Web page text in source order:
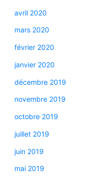
avril 2020
mars 2020
février 2020
janvier 2020
décembre 2019
novembre 2019
octobre 2019
juillet 2019
juin 2019
mai 2019